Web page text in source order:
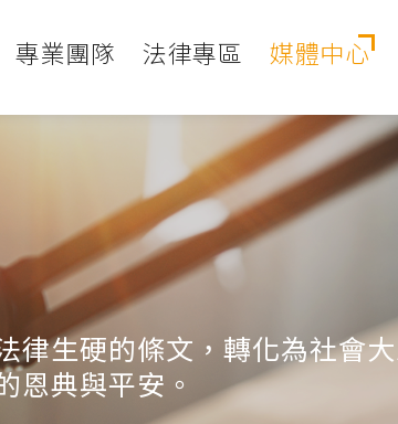
專業團隊 法律專區 媒體中心
律生硬的條文，轉化為社會
恩典與平安。